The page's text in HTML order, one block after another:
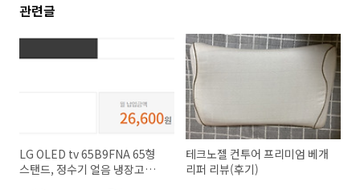
관련글
LG OLED tv 65B9FNA 65형
스탠드, 정수기 얼음 냉장고
테크노젤 컨투어 프리미엄 베개
리퍼 리뷰(후기)